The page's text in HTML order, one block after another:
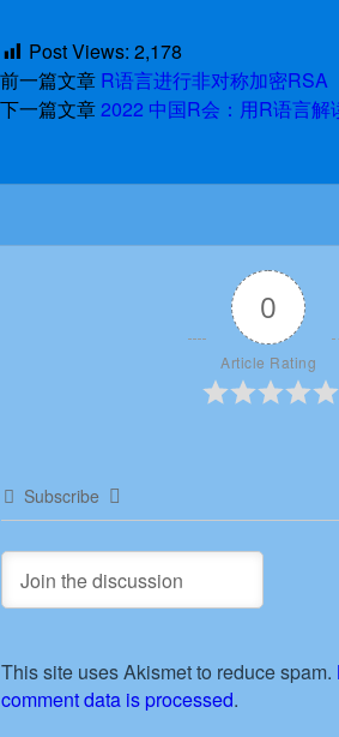
Post Views: 2,178
前一篇文章 R语言进行非对称加密RSA
下一篇文章2022 中国R会：用R语言解
0
Article Rating
Subscribe
This site uses Akismet to reduce spam.
comment data is processed.